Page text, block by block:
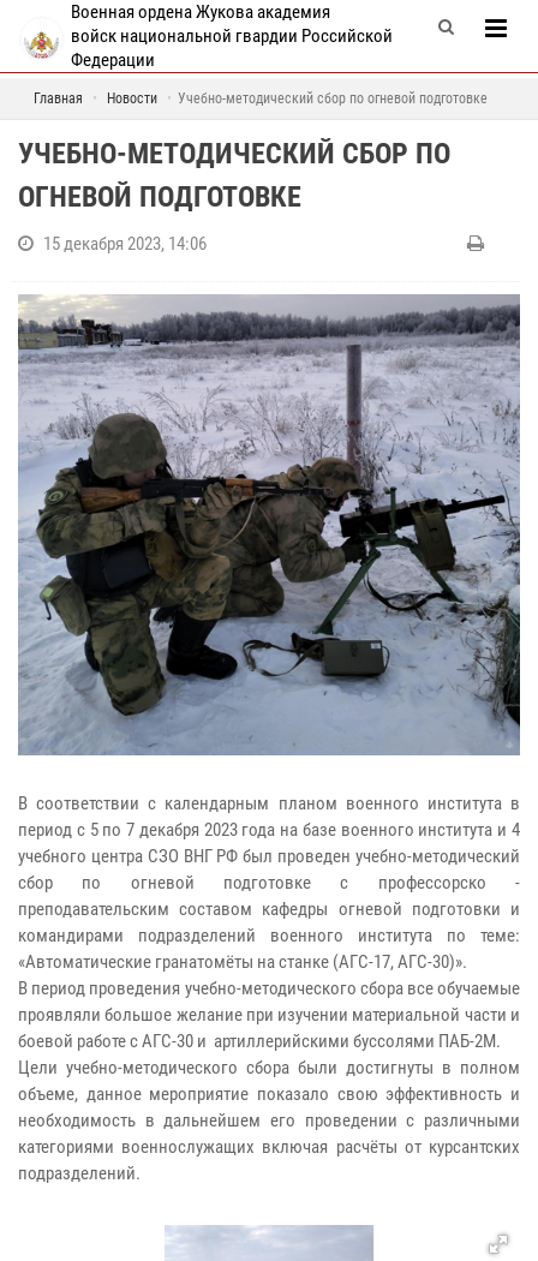
Военная ордена Жукова академия
войск национальной гвардии Российской
Федерации
Главная Новости Учебно-методический сбор по огневой подготовке
УЧЕБНО-МЕТОДИЧЕСКИЙ СБОР ПО
ОГНЕВОЙ ПОДГОТОВКЕ
15 декабря 2023, 14:06
В соответствии с календарным планом военного института в
период с 5 по 7 декабря 2023 года на базе военного института и 4
учебного центра СЗО ВНГ РФ был проведен учебно-методический
сбор по огневой подготовке с профессорско -
преподавательским составом кафедры огневой подготовки и
командирами подразделений военного института по теме:
«Автоматические гранатомёты на станке (АГС-17, АГС-30)».
В период проведения учебно-методического сбора все обучаемые
проявляли большое желание при изучении материальной части и
боевой работе с АГС-30 и артиллерийскими буссолями ПАБ-2М.
Цели учебно-методического сбора были достигнуты в полном
объеме, данное мероприятие показало свою эффективность и
необходимость в дальнейшем его проведении с различными
категориями военнослужащих включая расчёты от курсантских
подразделений.